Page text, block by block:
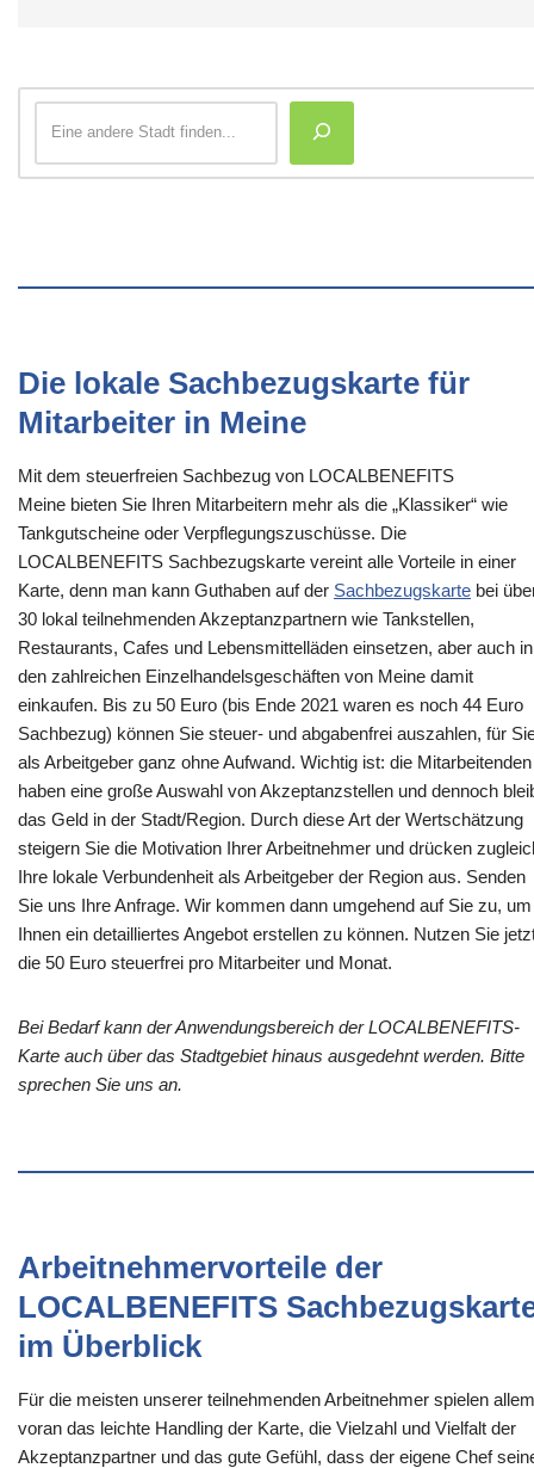
Die lokale Sachbezugskarte für
Mitarbeiter in Meine
Mit dem steuerfreien Sachbezug von LOCALBENEFITS
Meine bieten Sie Ihren Mitarbeitern mehr als die „Klassiker“ wie
Tankgutscheine oder Verpflegungszuschüsse. Die
LOCALBENEFITS Sachbezugskarte vereint alle Vorteile in einer
Karte, denn man kann Guthaben auf der Sachbezugskarte bei
30 lokal teilnehmenden Akzeptanzpartnern wie Tankstellen,
Restaurants, Cafes und Lebensmittelläden einsetzen, aber auch in
den zahlreichen Einzelhandelsgeschäften von Meine damit
einkaufen. Bis zu 50 Euro (bis Ende 2021 waren es noch 44 Euro
Sachbezug) können Sie steuer- und abgabenfrei auszahlen, für
als Arbeitgeber ganz ohne Aufwand. Wichtig ist: die Mitarbeitenden
haben eine große Auswahl von Akzeptanzstellen und dennoch
das Geld in der Stadt/Region. Durch diese Art der Wertschätzung
steigern Sie die Motivation Ihrer Arbeitnehmer und drücken
Ihre lokale Verbundenheit als Arbeitgeber der Region aus. Senden
Sie uns Ihre Anfrage. Wir kommen dann umgehend auf Sie zu, um
Ihnen ein detailliertes Angebot erstellen zu können. Nutzen Sie
die 50 Euro steuerfrei pro Mitarbeiter und Monat.
Bei Bedarf kann der Anwendungsbereich der LOCALBENEFITS-
Karte auch über das Stadtgebiet hinaus ausgedehnt werden. Bitte
sprechen Sie uns an.
Arbeitnehmervorteile der
LOCALBENEFITS
im Überblick
Für die meisten unserer teilnehmenden Arbeitnehmer spielen allem
voran das leichte Handling der Karte, die Vielzahl und Vielfalt der
Akzeptanzpartner und das gute Gefühl, dass der eigene Chef